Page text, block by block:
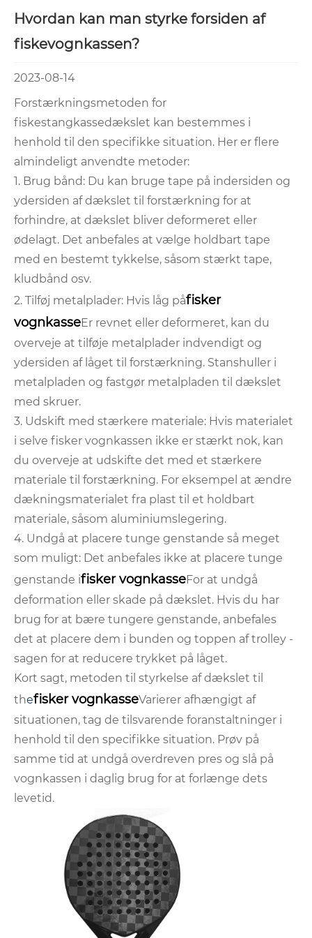
Hvordan kan man styrke forsiden af ​​
fiskevognkassen?
2023-08-14
Forstærkningsmetoden for
fiskestangkassedækslet kan bestemmes i
henhold til den specifikke situation. Her er flere
almindeligt anvendte metoder:
1. Brug bånd: Du kan bruge tape på indersiden og
ydersiden af ​​dækslet til forstærkning for at
forhindre, at dækslet bliver deformeret eller
ødelagt. Det anbefales at vælge holdbart tape
med en bestemt tykkelse, såsom stærkt tape,
kludbånd osv.
2. Tilføj metalplader: Hvis låg påfisker
vognkasseEr revnet eller deformeret, kan du
overveje at tilføje metalplader indvendigt og
ydersiden af ​​låget til forstærkning. Stanshuller i
metalpladen og fastgør metalpladen til dækslet
med skruer.
3. Udskift med stærkere materiale: Hvis materialet
i selve fisker vognkassen ikke er stærkt nok, kan
du overveje at udskifte det med et stærkere
materiale til forstærkning. For eksempel at ændre
dækningsmaterialet fra plast til et holdbart
materiale, såsom aluminiumslegering.
4. Undgå at placere tunge genstande så meget
som muligt: ​​Det anbefales ikke at placere tunge
genstande ifisker vognkasseFor at undgå
deformation eller skade på dækslet. Hvis du har
brug for at bære tungere genstande, anbefales
det at placere dem i bunden og toppen af ​​trolley -
sagen for at reducere trykket på låget.
Kort sagt, metoden til styrkelse af dækslet til
thefisker vognkasseVarierer afhængigt af
situationen, tag de tilsvarende foranstaltninger i
henhold til den specifikke situation. Prøv på
samme tid at undgå overdreven pres og slå på
vognkassen i daglig brug for at forlænge dets
levetid.